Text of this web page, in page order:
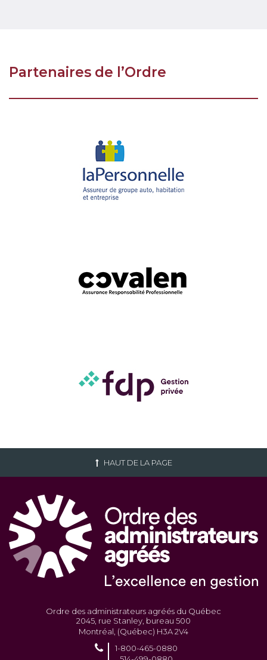
Partenaires de l’Ordre
HAUT DE LA PAGE
Ordre des administrateurs agréés du Québec
2045, rue Stanley, bureau 500
Montréal, (Québec) H3A 2V4
1-800-465-0880